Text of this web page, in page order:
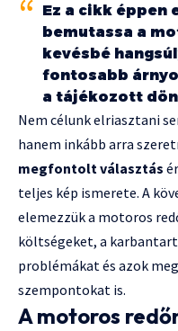
Ez a cikk éppen
bemutassa a
kevésbé
fontosabb
a tájékozott
Nem célunk elriasztani
hanem inkább arra
megfontolt választás
teljes kép ismerete. A
elemezzük a motoros
költségeket, a
problémákat és azok
szempontokat is.
A motoros